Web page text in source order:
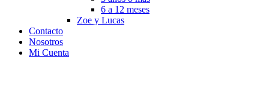
6 a 12 meses
Zoe y Lucas
Contacto
Nosotros
Mi Cuenta